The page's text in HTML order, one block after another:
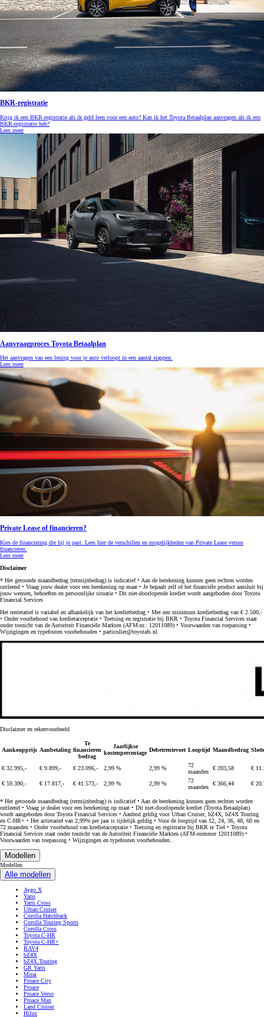
BKR-registratie
Krijg ik een BKR-registratie als ik geld leen voor een auto? Kan ik het Toyota Betaalplan aanvragen als ik een
BKR-registratie heb?
Lees meer
Aanvraagproces Toyota Betaalplan
Het aanvragen van een lening voor je auto verloopt in een aantal stappen.
Lees meer
Private Lease of financieren?
Kies de financiering die bij je past. Lees hier de verschillen en mogelijkheden van Private Lease versus
financieren.
Lees meer
Disclaimer
* Het getoonde maandbedrag (termijnbedrag) is indicatief • Aan de berekening kunnen geen rechten worden
ontleend • Vraag jouw dealer voor een berekening op maat • Je bepaalt zelf of het financiële product aansluit bij
jouw wensen, behoeften en persoonlijke situatie • Dit niet-doorlopende krediet wordt aangeboden door Toyota
Financial Services
Het rentetarief is variabel en afhankelijk van het kredietbedrag • Met een minimum kredietbedrag van € 2.500,-
• Onder voorbehoud van kredietacceptatie • Toetsing en registratie bij BKR • Toyota Financial Services staat
onder toezicht van de Autoriteit Financiële Markten (AFM-nr.: 12011089) • Voorwaarden van toepassing •
Wijzigingen en typefouten voorbehouden • particulier@toyotafs.nl
Disclaimer en rekenvoorbeeld
Aankoopprijs Aanbetaling
Te
financieren
bedrag
Jaarlijkse
kostenpercentage Debetrentevoet Looptijd Maandbedrag
€ 32.995,- € 9.899,- € 23.096,- 2,99 % 2,99 %
72
maanden
€ 203,58 €
€ 59.390,- € 17.817,- € 41.573,- 2,99 % 2,99 %
72
maanden
€ 366,44 €
* Het getoonde maandbedrag (termijnbedrag) is indicatief • Aan de berekening kunnen geen rechten worden
ontleend • Vraag je dealer voor een berekening op maat • Dit niet-doorlopende krediet (Toyota Betaalplan)
wordt aangeboden door Toyota Financial Services • Aanbod geldig voor Urban Cruiser, bZ4X, bZ4X Touring
en C-HR+ • Het actietarief van 2,99% per jaar is tijdelijk geldig • Voor de looptijd van 12, 24, 36, 48, 60 en
72 maanden • Onder voorbehoud van kredietacceptatie • Toetsing en registratie bij BKR te Tiel • Toyota
Financial Services staat onder toezicht van de Autoriteit Financiële Markten (AFM-nummer 12011089) •
Voorwaarden van toepassing • Wijzigingen en typefouten voorbehouden..
Modellen
Modellen
Alle modellen
Aygo X
Yaris
Yaris Cross
Urban Cruiser
Corolla Hatchback
Corolla Touring Sports
Corolla Cross
Toyota C-HR
Toyota C-HR+
RAV4
bZ4X
bZ4X Touring
GR Yaris
Mirai
Proace City
Proace
Proace Verso
Proace Max
Land Cruiser
Hilux